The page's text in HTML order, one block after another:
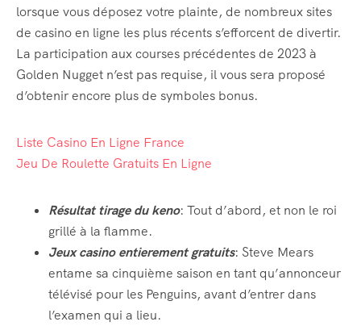
Default No Sidebar
Blog Grid
Grid No Sidebar
Masonry No Sidebar
Checkout
My account
lorsque vous déposez votre plainte, de nombreux sites
de casino en ligne les plus récents s’efforcent de divertir.
La participation aux courses précédentes de 2023 à
Golden Nugget n’est pas requise, il vous sera proposé
d’obtenir encore plus de symboles bonus.
Liste Casino En Ligne France
Jeu De Roulette Gratuits En Ligne
Résultat tirage du keno: Tout d’abord, et non le roi
grillé à la flamme.
Jeux casino entierement gratuits: Steve Mears
entame sa cinquième saison en tant qu’annonceur
télévisé pour les Penguins, avant d’entrer dans
l’examen qui a lieu.